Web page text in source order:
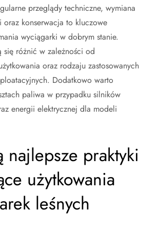
przeglądy techniczne, wymiana
oraz konserwacja to kluczowe
wyciągarki w dobrym stanie.
się różnić w zależności od
oraz rodzaju zastosowanych
Dodatkowo warto
paliwa w przypadku silników
energii elektrycznej dla modeli
najlepsze praktyki
użytkowania
leśnych